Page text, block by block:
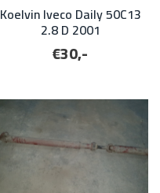
Koelvin Iveco Daily 50C13
2.8 D 2001
€30,-